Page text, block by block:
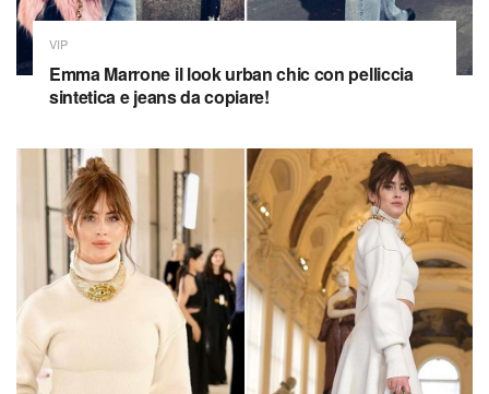
VIP
Emma Marrone il look urban chic con pelliccia
sintetica e jeans da copiare!